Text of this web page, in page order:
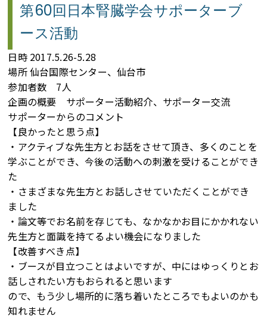
第60回日本腎臓学会サポーターブ
ース活動
日時 2017.5.26-5.28
場所 仙台国際センター、仙台市
参加者数 7人
企画の概要 サポーター活動紹介、サポーター交流
サポーターからのコメント
【良かったと思う点】
・アクティブな先生方とお話をさせて頂き、多くのことを
学ぶことができ、今後の活動への刺激を受けることができ
た
・さまざまな先生方とお話しさせていただくことができ
ました
・論文等でお名前を存じても、なかなかお目にかかれない
先生方と面識を持てるよい機会になりました
【改善すべき点】
・ブースが目立つことはよいですが、中にはゆっくりとお
話しされたい方もおられると思います
ので、もう少し場所的に落ち着いたところでもよいのかも
知れません